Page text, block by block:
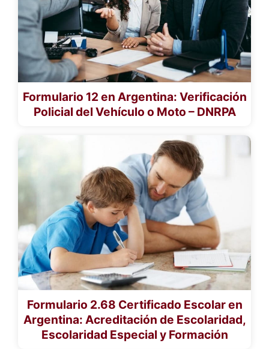
Formulario 12 en Argentina: Verificación
Policial del Vehículo o Moto – DNRPA
Formulario 2.68 Certificado Escolar en
Argentina: Acreditación de Escolaridad,
Escolaridad Especial y Formación